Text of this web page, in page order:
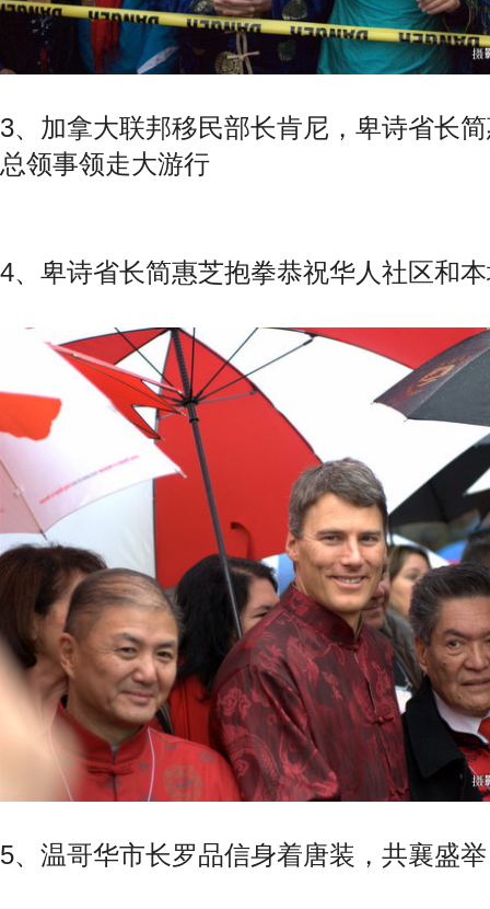
3、加拿大联邦移民部长肯尼，卑诗省长
总领事领走大游行
4、卑诗省长简惠芝抱拳恭祝华人社区和本
5、温哥华市长罗品信身着唐装，共襄盛举